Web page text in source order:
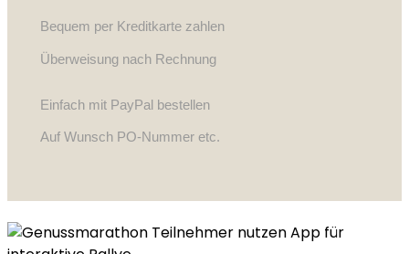
Bequem per Kreditkarte zahlen
Überweisung nach Rechnung
Einfach mit PayPal bestellen
Auf Wunsch PO-Nummer etc.